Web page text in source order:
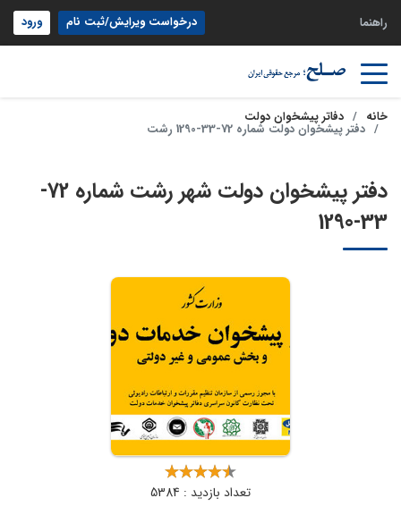
راهنما درخواست ویرایش/ثبت نام ورود
خانه دفاتر پیشخوان دولت
دفتر پیشخوان دولت شماره 72-33-1290 رشت
دفتر پیشخوان دولت شهر رشت شماره 72-
33-1290
تعداد بازدید : 5384